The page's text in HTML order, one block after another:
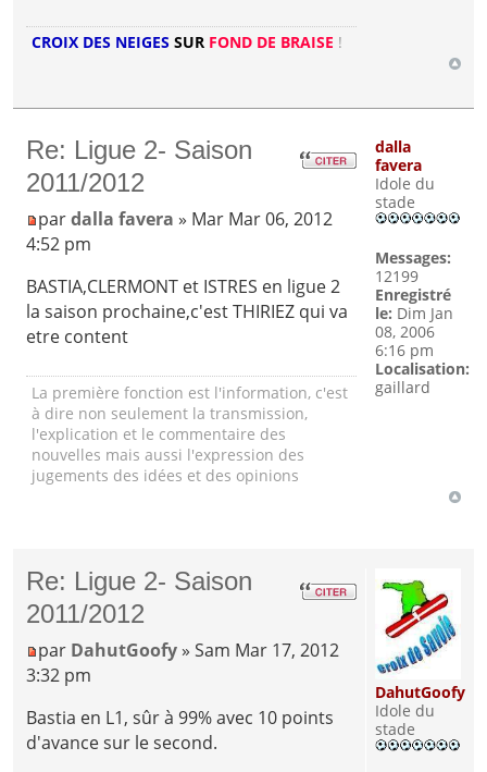
CROIX DES NEIGES SUR FOND DE BRAISE !
Re: Ligue 2- Saison
2011/2012
pardalla favera » Mar Mar 06, 2012
4:52 pm
BASTIA,CLERMONT et ISTRES en ligue 2
la saison prochaine,c'est THIRIEZ qui va
etre content
La première fonction est l'information, c'est
à dire non seulement la transmission,
l'explication et le commentaire des
nouvelles mais aussi l'expression des
jugements des idées et des opinions
dalla
favera
Idole du
stade
Messages:
12199
Enregistré
le: Dim Jan
08, 2006
6:16 pm
Localisation:
gaillard
Re: Ligue 2- Saison
2011/2012
par DahutGoofy » Sam Mar 17, 2012
3:32 pm
Bastia en L1, sûr à 99% avec 10 points
d'avance sur le second.
DahutGoofy
Idole du
stade